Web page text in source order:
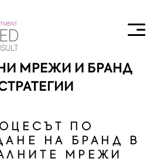
МРЕЖИ И БРАНД
ПО
НА БРАНД В
МРЕЖИ